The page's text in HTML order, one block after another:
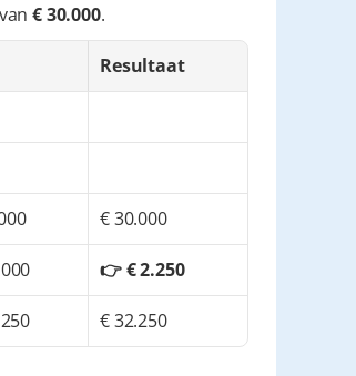
€ 30.000.
Resultaat
€ 30.000
👉 € 2.250
€ 32.250